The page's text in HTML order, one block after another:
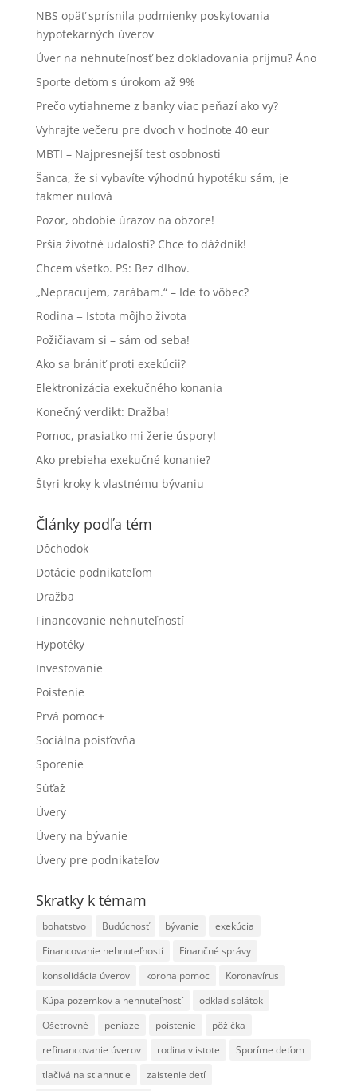
NBS opäť sprísnila podmienky poskytovania
hypotekarných úverov
Úver na nehnuteľnosť bez dokladovania príjmu? Áno
Sporte deťom s úrokom až 9%
Prečo vytiahneme z banky viac peňazí ako vy?
Vyhrajte večeru pre dvoch v hodnote 40 eur
MBTI – Najpresnejší test osobnosti
Šanca, že si vybavíte výhodnú hypotéku sám, je
takmer nulová
Pozor, obdobie úrazov na obzore!
Pršia životné udalosti? Chce to dáždnik!
Chcem všetko. PS: Bez dlhov.
„Nepracujem, zarábam.“ – Ide to vôbec?
Rodina = Istota môjho života
Požičiavam si – sám od seba!
Ako sa brániť proti exekúcii?
Elektronizácia exekučného konania
Konečný verdikt: Dražba!
Pomoc, prasiatko mi žerie úspory!
Ako prebieha exekučné konanie?
Štyri kroky k vlastnému bývaniu
Články podľa tém
Dôchodok
Dotácie podnikateľom
Dražba
Financovanie nehnuteľností
Hypotéky
Investovanie
Poistenie
Prvá pomoc+
Sociálna poisťovňa
Sporenie
Súťaž
Úvery
Úvery na bývanie
Úvery pre podnikateľov
Skratky k témam
bohatstvo Budúcnosť bývanie
exekúcia
Financovanie nehnuteľností
Finančné správy
konsolidácia úverov
korona pomoc
Koronavírus
Kúpa pozemkov a nehnuteľností
odklad splátok
Ošetrovné
peniaze poistenie
pôžička
refinancovanie úverov
rodina v istote
Sporíme deťom
tlačivá na stiahnutie
zaistenie detí